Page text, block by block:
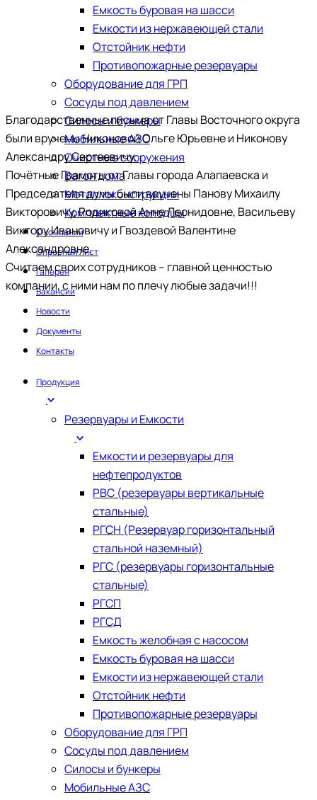
Емкость буровая на шасси
Емкости из нержавеющей стали
​Отстойник нефти
Противопожарные резервуары
Оборудование для ГРП
Сосуды под давлением
Силосы и бункеры
Мобильные АЗС
Очистные сооружения
Вагон дома
Металлоконструкции
Комплектные колодцы
О компании
Опросный лист
Галерея
Вакансии
Новости
Документы
Контакты
Продукция
Резервуары и Емкости
Емкости и резервуары для
нефтепродуктов
РВС (резервуары вертикальные
стальные)
РГСН (Резервуар горизонтальный
стальной наземный)
РГС (резервуары горизонтальные
стальные)
РГСП
РГСД
Емкость желобная с насосом
Емкость буровая на шасси
Емкости из нержавеющей стали
​Отстойник нефти
Противопожарные резервуары
Оборудование для ГРП
Сосуды под давлением
Силосы и бункеры
Мобильные АЗС
Благодарственные письма от Главы Восточного округа
были вручены Никоновой Ольге Юрьевне и Никонову
Александру Сергеевичу.
Почётные Грамоты от Главы города Алапаевска и
Председателя думы были вручены Панову Михаилу
Викторовичу, Родиковой Анне Леонидовне, Васильеву
Виктору Ивановичу и Гвоздевой Валентине
Александровне.
Считаем своих сотрудников – главной ценностью
компании, с ними нам по плечу любые задачи!!!